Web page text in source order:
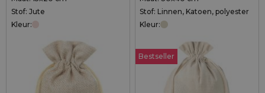
Stof: Jute
Kleur:
Stof: Linnen, Katoen, polyester
Kleur:
Bestseller